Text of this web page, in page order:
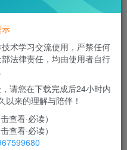
私信
【咸鱼之王】最新整理Linux手工服务端+运营后台+内购+源码+视频教程+详细搭建教程
永久超会玩
术学习交流使用，严禁任何
法律责任，均由使用者自行
请您在下载完成后24小时内
以来的理解与陪伴！
查看·必读）
查看·必读）